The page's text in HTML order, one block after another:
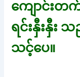
ကျောင်း
ရင်းနှီးနှီး
သင့်ပေ။